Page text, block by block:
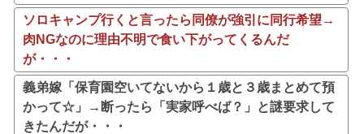
ソロキャンプ行くと言ったら同僚が強引に同行希望→
肉NGなのに理由不明で食い下がってくるんだ
が・・・
義弟嫁「保育園空いてないから１歳と３歳まとめて預
かって☆」→断ったら「実家呼べば？」と謎要求して
きたんだが・・・